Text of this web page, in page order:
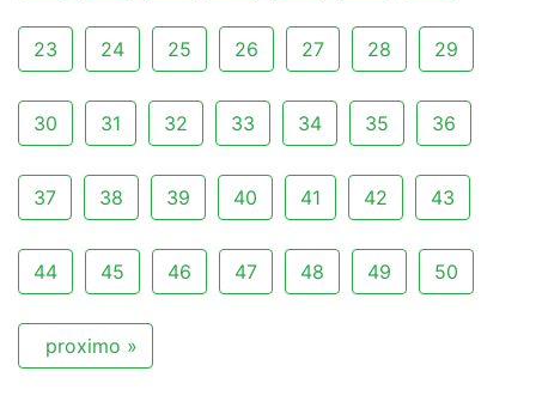
23 24 25 26 27 28 29
30 31 32 33 34 35 36
37 38 39 40 41 42 43
44 45 46 47 48 49 50
proximo »